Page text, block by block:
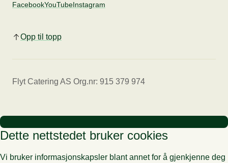
FacebookYouTubeInstagram
Opp til topp
Flyt Catering AS Org.nr: 915 379 974
Dette nettstedet bruker cookies
Vi bruker informasjonskapsler blant annet for å gjenkjenne deg